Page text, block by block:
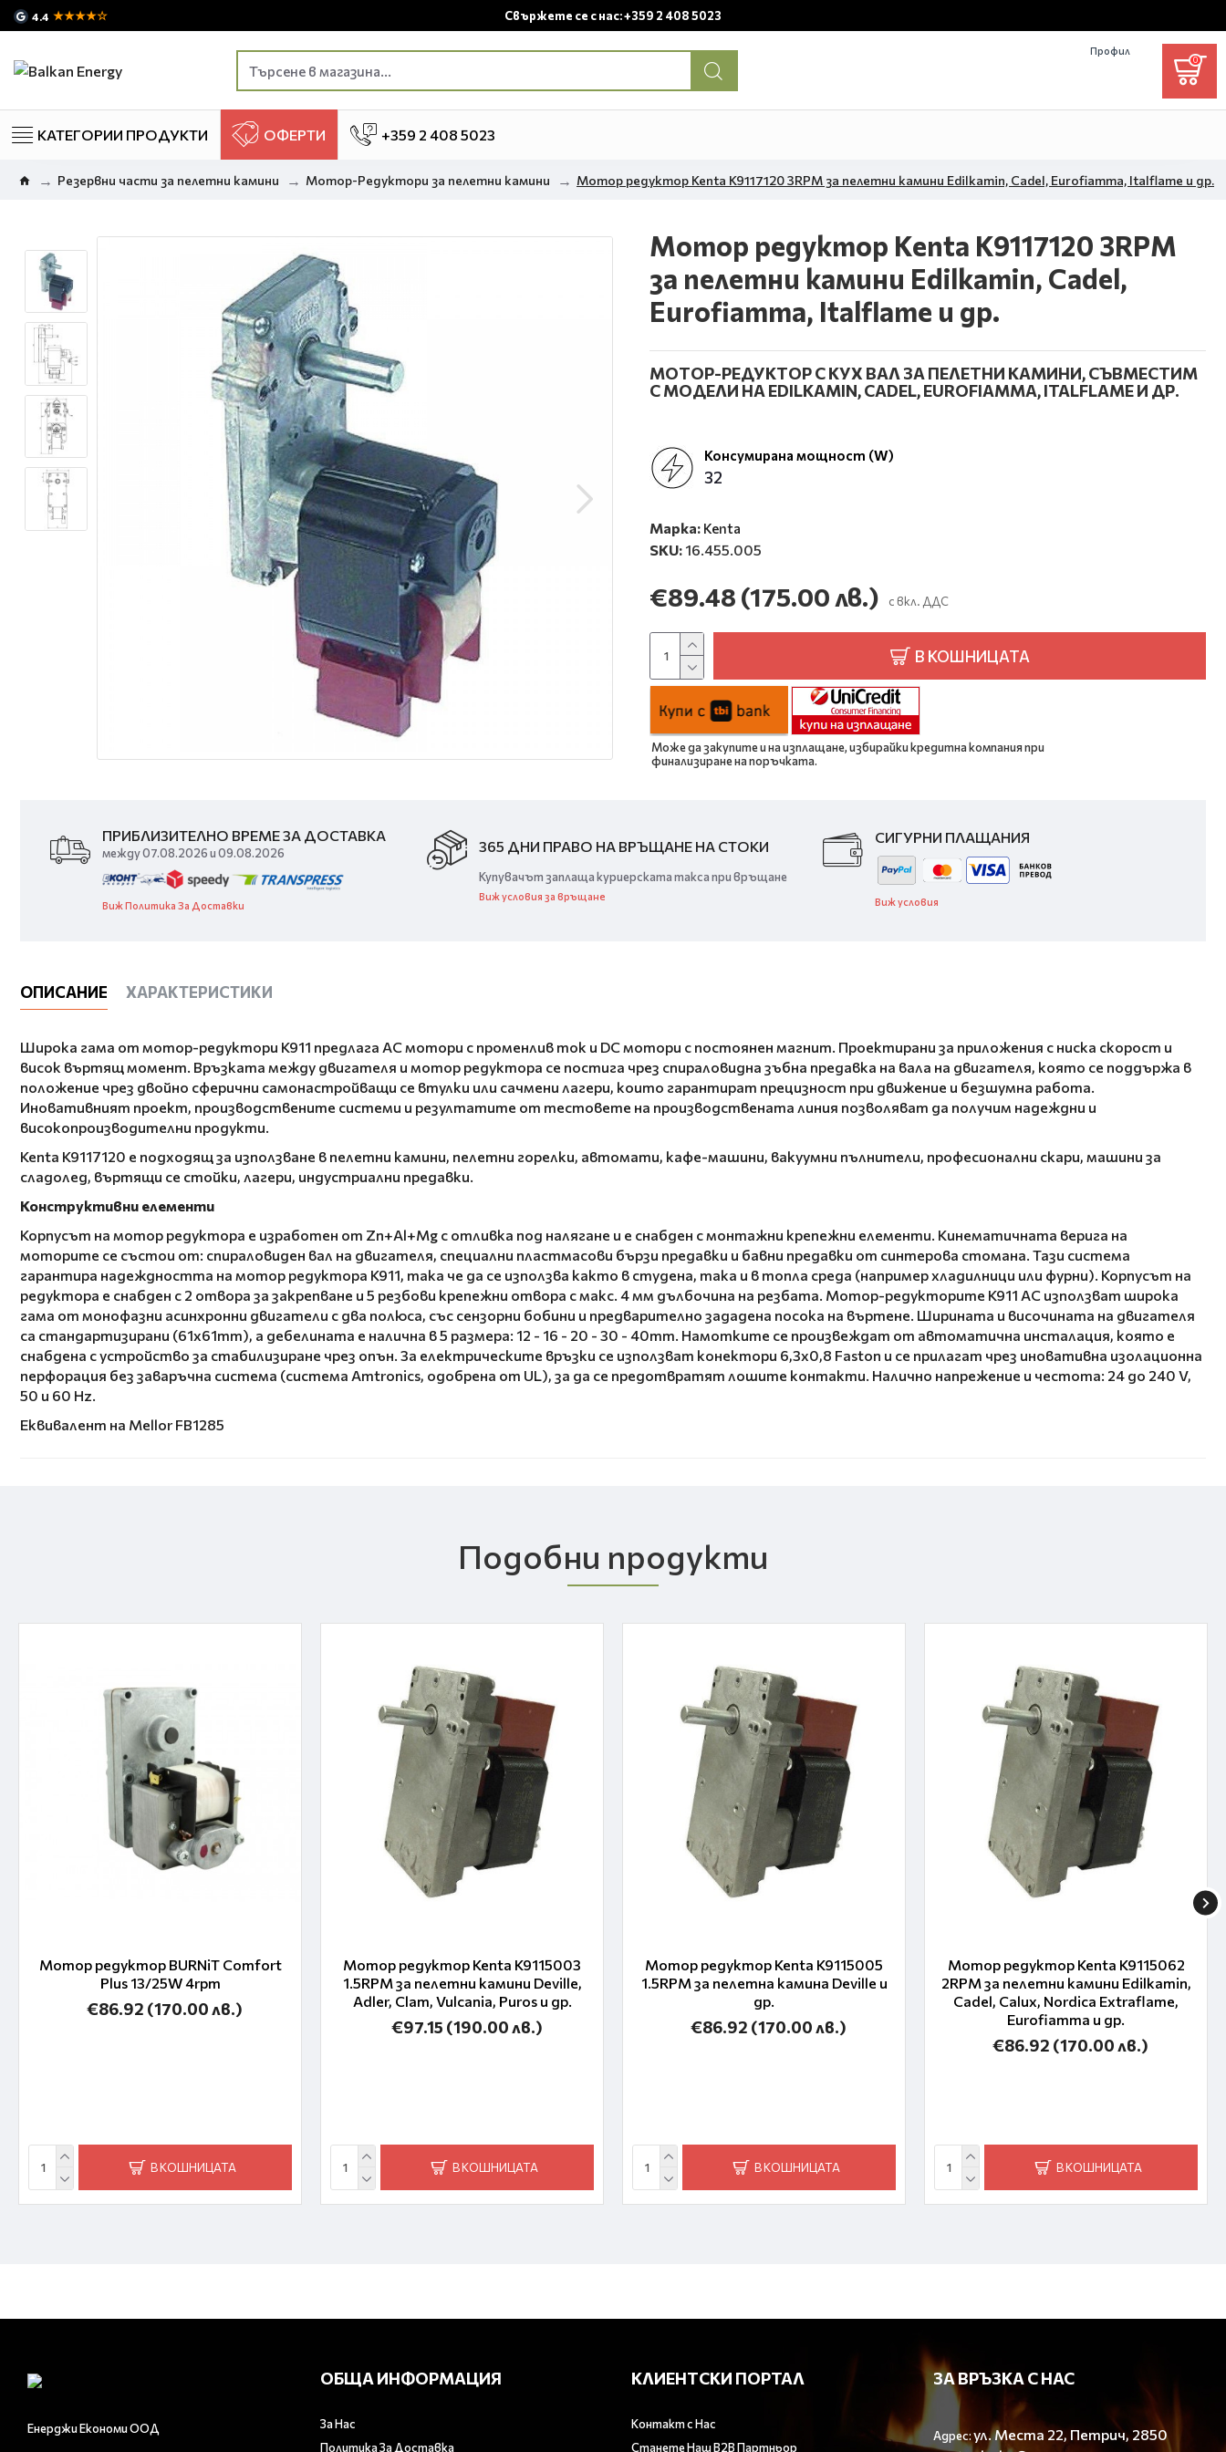
4.4 ★★★★☆ Свържете се с нас: +359 2 408 5023
Профил
0
КАТЕГОРИИ ПРОДУКТИ ОФЕРТИ +359 2 408 5023
Резервни части за пелетни камини Мотор-Редуктори за пелетни камини Мотор редуктор Kenta K9117120 3RPM за пелетни камини Edilkamin, Cadel, Eurofiamma, Italflame и др.
Мотор редуктор Kenta K9117120 3RPM
за пелетни камини Edilkamin, Cadel,
Eurofiamma, Italflame и др.
МОТОР-РЕДУКТОР С КУХ ВАЛ ЗА ПЕЛЕТНИ КАМИНИ, СЪВМЕСТИМ
С МОДЕЛИ НА EDILKAMIN, CADEL, EUROFIAMMA, ITALFLAME И ДР.
Консумирана мощност (W)
32
Марка: Kenta
SKU: 16.455.005
€89.48 (175.00 лв.) с вкл. ДДС
В КОШНИЦАТА
Може да закупите и на изплащане, избирайки кредитна компания при
финализиране на поръчката.
ПРИБЛИЗИТЕЛНО ВРЕМЕ ЗА ДОСТАВКА
между 07.08.2026 и 09.08.2026
Виж Политика За Доставки
365 ДНИ ПРАВО НА ВРЪЩАНЕ НА СТОКИ
Купувачът заплаща куриерската такса при връщане
Виж условия за връщане
СИГУРНИ ПЛАЩАНИЯ
Виж условия
ОПИСАНИЕ ХАРАКТЕРИСТИКИ
Широка гама от мотор-редуктори K911 предлага AC мотори с променлив ток и DC мотори с постоянен магнит. Проектирани за приложения с ниска скорост и
висок въртящ момент. Връзката между двигателя и мотор редуктора се постига чрез спираловидна зъбна предавка на вала на двигателя, която се поддържа в
положение чрез двойно сферични самонастройващи се втулки или сачмени лагери, които гарантират прецизност при движение и безшумна работа.
Иновативният проект, производствените системи и резултатите от тестовете на производствената линия позволяват да получим надеждни и
високопроизводителни продукти.
Kenta K9117120 е подходящ за използване в пелетни камини, пелетни горелки, автомати, кафе-машини, вакуумни пълнители, професионални скари, машини за
сладолед, въртящи се стойки, лагери, индустриални предавки.
Конструктивни елементи
Корпусът на мотор редуктора е изработен от Zn+Al+Mg с отливка под налягане и е снабден с монтажни крепежни елементи. Кинематичната верига на
моторите се състои от: спираловиден вал на двигателя, специални пластмасови бързи предавки и бавни предавки от синтерова стомана. Тази система
гарантира надеждността на мотор редуктора K911, така че да се използва както в студена, така и в топла среда (например хладилници или фурни). Корпусът на
редуктора е снабден с 2 отвора за закрепване и 5 резбови крепежни отвора с макс. 4 мм дълбочина на резбата. Мотор-редукторите K911 AC използват широка
гама от монофазни асинхронни двигатели с два полюса, със сензорни бобини и предварително зададена посока на въртене. Ширината и височината на двигателя
са стандартизирани (61х61mm), а дебелината е налична в 5 размера: 12 - 16 - 20 - 30 - 40mm. Намотките се произвеждат от автоматична инсталация, която е
снабдена с устройство за стабилизиране чрез опън. За електрическите връзки се използват конектори 6,3х0,8 Faston и се прилагат чрез иновативна изолационна
перфорация без заваръчна система (система Amtronics, одобрена от UL), за да се предотвратят лошите контакти. Налично напрежение и честота: 24 до 240 V,
50 и 60 Hz.
Еквивалент на Mellor FB1285
Подобни продукти
Мотор редуктор BURNiT Comfort
Plus 13/25W 4rpm
€86.92 (170.00 лв.)
В КОШНИЦАТА
Мотор редуктор Kenta K9115003
1.5RPM за пелетни камини Deville,
Adler, Clam, Vulcania, Puros и др.
€97.15 (190.00 лв.)
В КОШНИЦАТА
Мотор редуктор Kenta K9115005
1.5RPM за пелетна камина Deville и
др.
€86.92 (170.00 лв.)
В КОШНИЦАТА
Мотор редуктор Kenta K9115062
2RPM за пелетни камини Edilkamin,
Cadel, Calux, Nordica Extraflame,
Eurofiamma и др.
€86.92 (170.00 лв.)
В КОШНИЦАТА
Енерджи Економи ООД
ОБЩА ИНФОРМАЦИЯ
За Нас
Политика За Доставка
КЛИЕНТСКИ ПОРТАЛ
Контакт с Нас
Станете Наш B2B Партньор
ЗА ВРЪЗКА С НАС
Адрес:ул. Места 22, Петрич, 2850